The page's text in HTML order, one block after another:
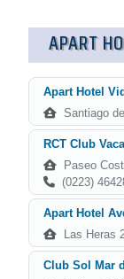
APART
Apart Hotel
Santiago
RCT Club
Paseo
(0223)
Apart Hotel
Las Heras
Club Sol Mar